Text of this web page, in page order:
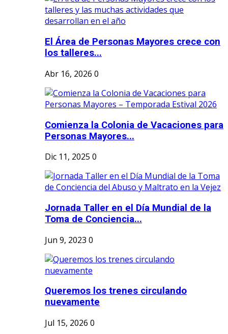
El Área de Personas Mayores crece con
los talleres...
Abr 16, 2026 0
Comienza la Colonia de Vacaciones para
Personas Mayores...
Dic 11, 2025 0
Jornada Taller en el Día Mundial de la
Toma de Conciencia...
Jun 9, 2023 0
Queremos los trenes circulando
nuevamente
Jul 15, 2026 0